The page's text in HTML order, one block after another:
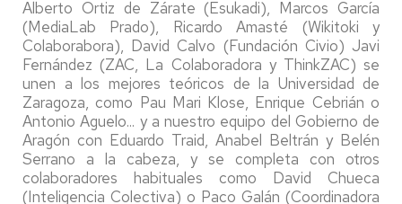
Alberto Ortiz de Zárate (Esukadi), Marcos García
(MediaLab Prado), Ricardo Amasté (Wikitoki y
Colaborabora), David Calvo (Fundación Civio) Javi
Fernández (ZAC, La Colaboradora y ThinkZAC) se
unen a los mejores teóricos de la Universidad de
Zaragoza, como Pau Mari Klose, Enrique Cebrián o
Antonio Aguelo... y a nuestro equipo del Gobierno de
Aragón con Eduardo Traid, Anabel Beltrán y Belén
Serrano a la cabeza, y se completa con otros
colaboradores habituales como David Chueca
(Inteligencia Colectiva) o Paco Galán (Coordinadora